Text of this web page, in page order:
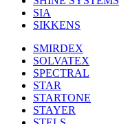
SIA
SIKKENS
SMIRDEX
SOLVATEX
SPECTRAL
STAR
STARTONE
STAYER